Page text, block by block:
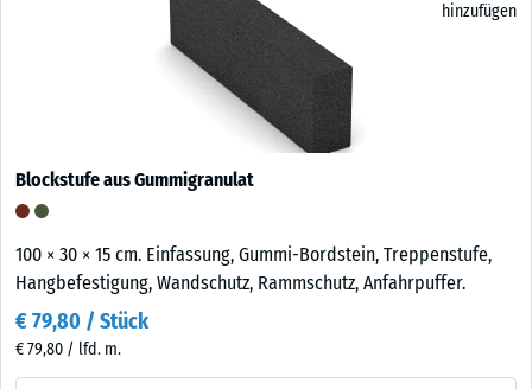
hinzufügen
Blockstufe aus Gummigranulat
100 × 30 × 15 cm. Einfassung, Gummi-Bordstein, Treppenstufe,
Hangbefestigung, Wandschutz, Rammschutz, Anfahrpuffer.
€ 79,80 / Stück
€ 79,80 / lfd. m.